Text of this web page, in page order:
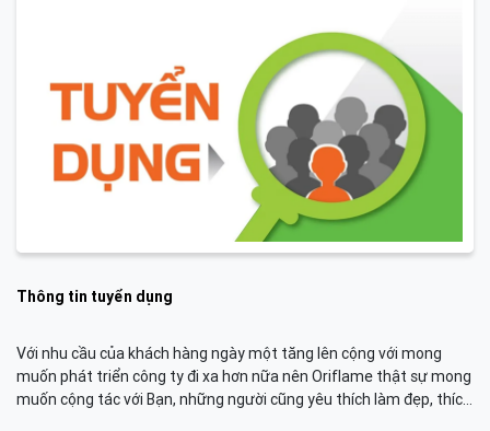
Thông tin tuyển dụng
Với nhu cầu của khách hàng ngày một tăng lên cộng với mong
muốn phát triển công ty đi xa hơn nữa nên Oriflame thật sự mong
muốn cộng tác với Bạn, những người cũng yêu thích làm đẹp, thích